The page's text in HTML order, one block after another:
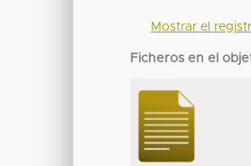
Mostrar el
Ficheros en el